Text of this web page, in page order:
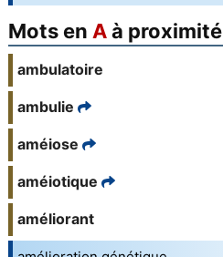
Mots en Aà proximité
ambulatoire
ambulie
améiose
améiotique
améliorant